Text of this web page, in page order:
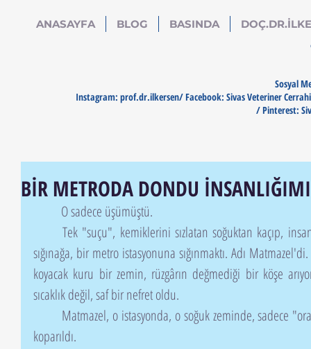
ANASAYFA BLOG BASINDA
Sosyal
Instagram: prof.dr.ilkersen/ Facebook: Sivas Veteriner
/ Pinterest:
BİR METRODA DONDU
	O sadece üşümüştü.
	Tek "suçu", kemiklerini sızlatan soğuktan kaçıp, insan denen varlığın inşa ettiği o beton
sığınağa, bir metro istasyonuna sığınmaktı. Adı
koyacak kuru bir zemin, rüzgârın değmediği bir köşe
sıcaklık değil, saf bir nefret oldu.
koparıldı.